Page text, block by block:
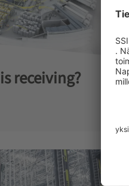
receiving?